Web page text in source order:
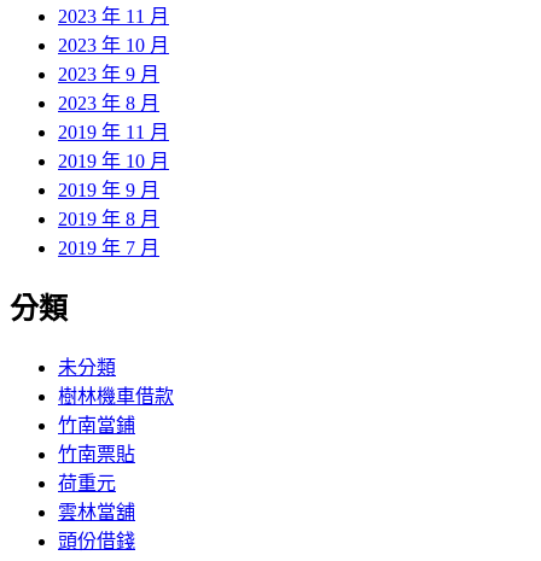
2023 年 11 月
2023 年 10 月
2023 年 9 月
2023 年 8 月
2019 年 11 月
2019 年 10 月
2019 年 9 月
2019 年 8 月
2019 年 7 月
分類
未分類
樹林機車借款
竹南當鋪
竹南票貼
荷重元
雲林當舖
頭份借錢